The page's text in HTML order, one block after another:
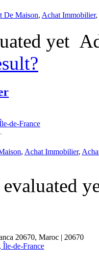
De Maison, Achat Immobilier,
yet
de-France
, Achat Immobilier,
20670, Maroc | 20670
Île-de-France